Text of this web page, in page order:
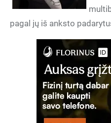
pagal jų iš anksto